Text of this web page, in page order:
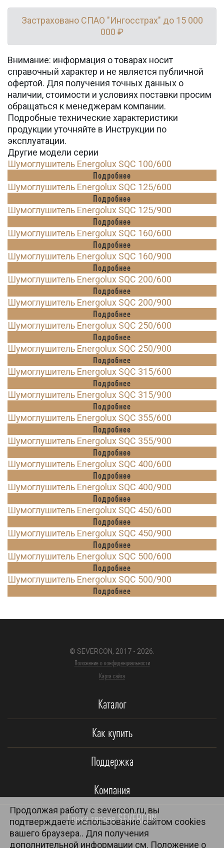
Застраховано СПАО "Ингосстрах" до 15 000
000 ₽
Внимание: информация о товарах носит
справочный характер и не является публичной
офертой. Для получения точных данных о
наличии, стоимости и условиях поставки просим
обращаться к менеджерам компании.
Подробные технические характеристики
продукции уточняйте в Инструкции по
эксплуатации.
Другие модели серии
Шумоглушитель Energolux SQC 100/600
Подробнее
Шумоглушитель Energolux SQC 125/600
Подробнее
Шумоглушитель Energolux SQC 125/900
Подробнее
Шумоглушитель Energolux SQC 160/600
Подробнее
Шумоглушитель Energolux SQC 160/900
Подробнее
Шумоглушитель Energolux SQC 200/600
Подробнее
Шумоглушитель Energolux SQC 200/900
Подробнее
Шумоглушитель Energolux SQC 250/600
Подробнее
Шумоглушитель Energolux SQC 250/900
Подробнее
Шумоглушитель Energolux SQC 315/600
Подробнее
Шумоглушитель Energolux SQC 315/900
Подробнее
Шумоглушитель Energolux SQC 355/600
Подробнее
Шумоглушитель Energolux SQC 355/900
Подробнее
Шумоглушитель Energolux SQC 400/600
Подробнее
Шумоглушитель Energolux SQC 400/900
Подробнее
Шумоглушитель Energolux SQC 450/600
Подробнее
Шумоглушитель Energolux SQC 450/900
Подробнее
Шумоглушитель Energolux SQC 500/600
Подробнее
Шумоглушитель Energolux SQC 500/900
Подробнее
© SEVERCON, 2017 - 2026.
Положение о конфиденциальности
Карта сайта
Каталог
Как купить
Поддержка
Компания
Гонка героев SEVERCON
Продолжая работу с severcon.ru, вы
подтверждаете использование сайтом cookies
вашего браузера.. Для получения
дополнительной информации см. Положение о